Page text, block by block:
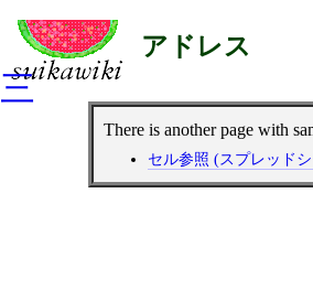
アドレス
There is another page with
セル参照 (スプレッド
三